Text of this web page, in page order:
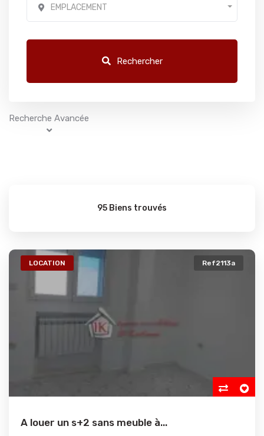
EMPLACEMENT
Rechercher
Recherche Avancée
95 Biens trouvés
LOCATION Ref2113a
A louer un s+2 sans meuble à...